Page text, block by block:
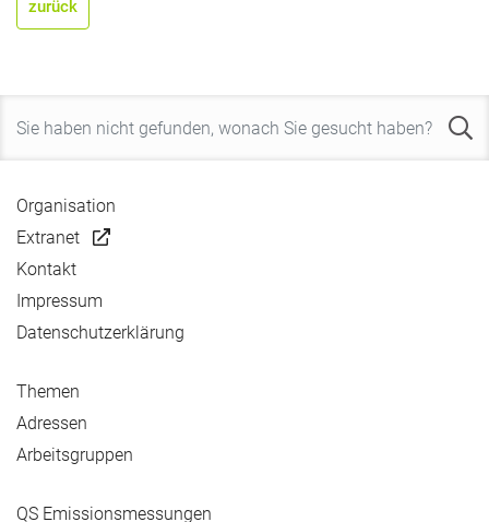
zurück
Organisation
Extranet
Kontakt
Impressum
Datenschutzerklärung
Themen
Adressen
Arbeitsgruppen
QS Emissionsmessungen